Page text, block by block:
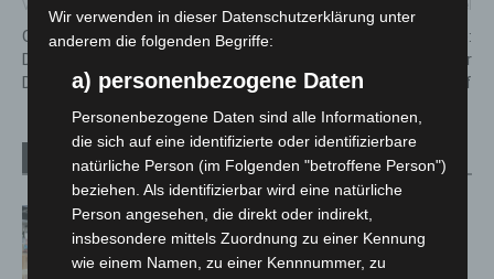
Glatteis-Unwetter in
Deutschland: Hohe Gefahr bis
Dienstagmittag
Nach Schnee und Glätte:
ÜSTRA nimmt Linienverkehr
weitgehend wieder auf
Verwandte Artikel Mehr vom Autor
Kunst trifft Weingenuss: Barbara-
Susann Mehring zeigt ihre Werke im
Jacques’ Wein-Depot Isernhagen
Wir verwenden in dieser Datenschutzerklärung unter
anderem die folgenden Begriffe:
a) personenbezogene Daten
Personenbezogene Daten sind alle Informationen,
die sich auf eine identifizierte oder identifizierbare
natürliche Person (im Folgenden "betroffene Person")
beziehen. Als identifizierbar wird eine natürliche
Person angesehen, die direkt oder indirekt,
insbesondere mittels Zuordnung zu einer Kennung
wie einem Namen, zu einer Kennnummer, zu